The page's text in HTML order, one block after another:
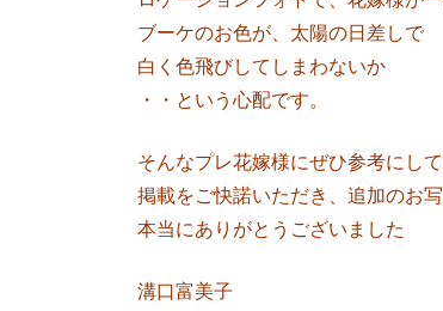
ブーケのお色が、太陽の日差しで
白く色飛びしてしまわないか
・・という心配です。
そんなプレ花嫁様にぜひ参考にし
掲載をご快諾いただき、追加のお
本当にありがとうございました
溝口富美子